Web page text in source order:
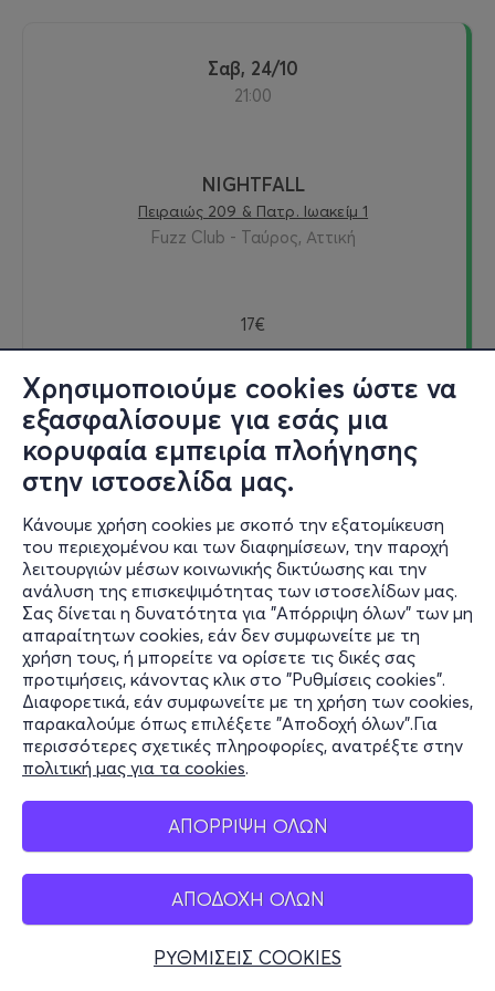
Χρησιμοποιούμε cookies ώστε να
εξασφαλίσουμε για εσάς μια
κορυφαία εμπειρία πλοήγησης
στην ιστοσελίδα μας.
Κάνουμε χρήση cookies με σκοπό την εξατομίκευση
του περιεχομένου και των διαφημίσεων, την παροχή
λειτουργιών μέσων κοινωνικής δικτύωσης και την
ανάλυση της επισκεψιμότητας των ιστοσελίδων μας.
Σας δίνεται η δυνατότητα για "Απόρριψη όλων" των μη
απαραίτητων cookies, εάν δεν συμφωνείτε με τη
χρήση τους, ή μπορείτε να ορίσετε τις δικές σας
προτιμήσεις, κάνοντας κλικ στο "Ρυθμίσεις cookies".
Διαφορετικά, εάν συμφωνείτε με τη χρήση των cookies,
παρακαλούμε όπως επιλέξετε "Αποδοχή όλων".Για
περισσότερες σχετικές πληροφορίες, ανατρέξτε στην
πολιτική μας για τα cookies.
ΑΠΟΡΡΙΨΗ ΟΛΩΝ
ΑΠΟΔΟΧΗ ΟΛΩΝ
ΡΥΘΜΙΣΕΙΣ COOKIES
Σαβ, 24/10
21:00
NIGHTFALL
Πειραιώς 209 & Πατρ. Ιωακείμ 1
Fuzz Club - Ταύρος, Αττική
17€
Εισιτήρια